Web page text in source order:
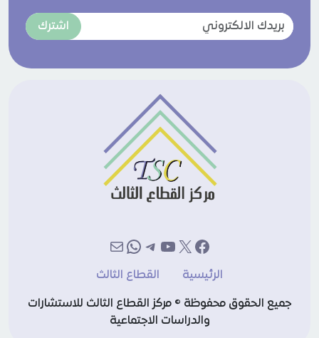
اشترك
فيسبوك
إكسيوتيوب
تيليجرام
واتساب
بريد
الرئيسية
القطاع الثالث
جميع الحقوق محفوظة © مركز القطاع الثالث للاستشارات
والدراسات الاجتماعية